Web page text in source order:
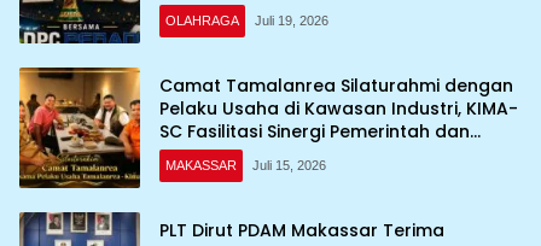
OLAHRAGA Juli 19, 2026
Camat Tamalanrea Silaturahmi dengan
Pelaku Usaha di Kawasan Industri, KIMA-
SC Fasilitasi Sinergi Pemerintah dan
Dunia Usaha
MAKASSAR Juli 15, 2026
PLT Dirut PDAM Makassar Terima